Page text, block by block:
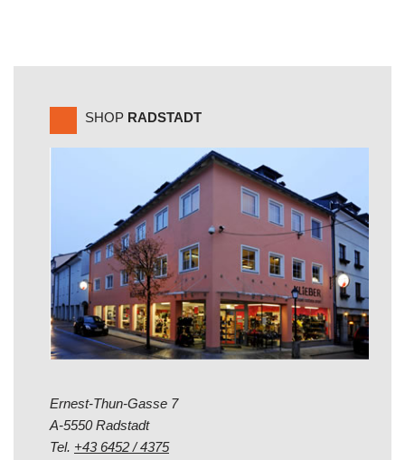
SHOP RADSTADT
Ernest-Thun-Gasse 7
A-5550 Radstadt
Tel. +43 6452 / 4375